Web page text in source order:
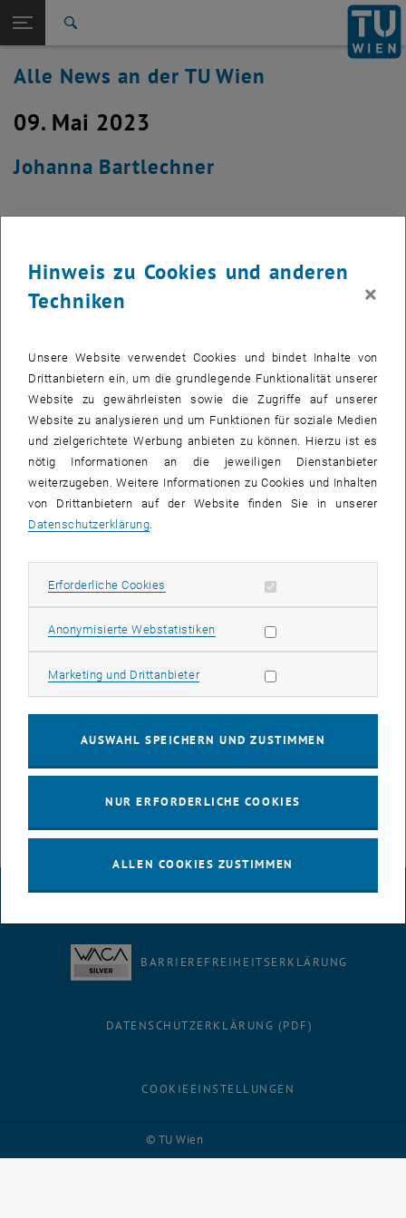
TU Login
Quicklinks
Quicklinks-Menü umschalten
Studium
International
Karriere
Zur 1. Menü Ebene
Alle News
Zurück: Subseiten von TU Wien Startseite auflisten
TU Wien Startseite
Alle News an der TU Wien
09. Mai 2023
Johanna Bartlechner
Bild
habe ich an der TU Wien absolviert und während meiner
Bachelorarbeit bin ich zum Institut für Mechanik und Mechatronik
gekommen. Von Anfang an durfte ich bei spannenden und
vielseitigen Projekten mitarbeiten, die sich durch ihre
Interdisziplinarität auszeichneten. Dazu zählten unter anderem
Regelung von Bioreaktoren, die
Analyse und Prognose des
Brennstoffzellen-Systemen. Die Faszination für die Regelungstechnik
resultiert für mich aus der Vielzahl an Anwendungen und der
Themen zu arbeiten."
© TU Wien
BARRIEREFREIHEITSERKLÄRUNG
DATENSCHUTZERKLÄRUNG (PDF)
COOKIEEINSTELLUNGEN
Hinweis zu Cookies und anderen
Techniken
×
Unsere Website verwendet Cookies und bindet Inhalte von
Drittanbietern ein, um die grundlegende Funktionalität unserer
Website zu gewährleisten sowie die Zugriffe auf unserer
Website zu analysieren und um Funktionen für soziale Medien
und zielgerichtete Werbung anbieten zu können. Hierzu ist es
nötig Informationen an die jeweiligen Dienstanbieter
weiterzugeben. Weitere Informationen zu Cookies und Inhalten
von Drittanbietern auf der Website finden Sie in unserer
Datenschutzerklärung.
Erforderliche Cookies Erforderliche Cookies zulassen
Anonymisierte WebstatistikenStatistik Cookies zulassen
Marketing und DrittanbieterMarketing Cookies zulassen
AUSWAHL SPEICHERN UND ZUSTIMMEN
NUR ERFORDERLICHE COOKIES
ALLEN COOKIES ZUSTIMMEN